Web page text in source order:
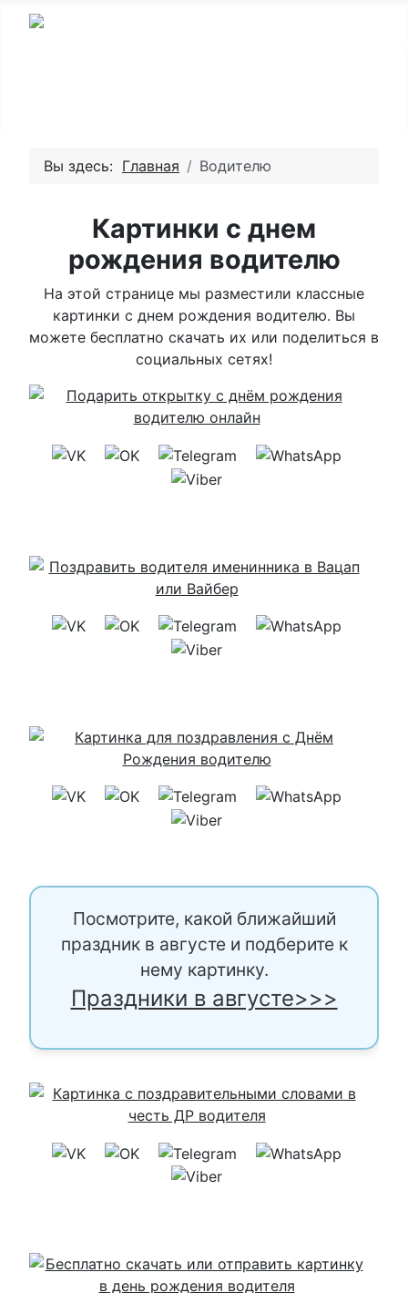
Вы здесь: Главная Водителю
Картинки с днем
рождения водителю
На этой странице мы разместили классные
картинки с днем рождения водителю. Вы
можете бесплатно скачать их или поделиться в
социальных сетях!
Посмотрите, какой ближайший
праздник в августе и подберите к
нему картинку.
Праздники в августе>>>